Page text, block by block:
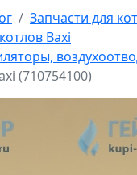
Запчасти для
Baxi
(710754100)